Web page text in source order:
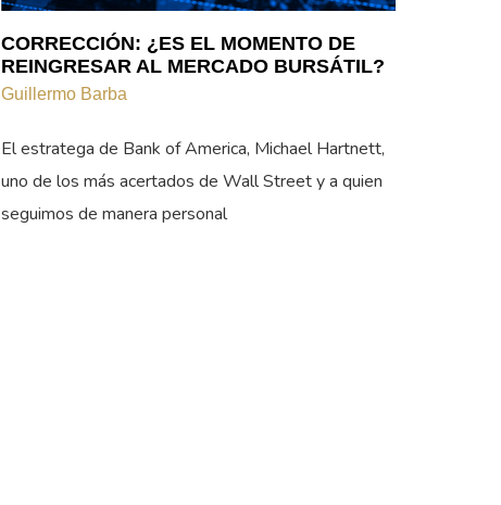
CORRECCIÓN: ¿ES EL MOMENTO DE
REINGRESAR AL MERCADO BURSÁTIL?
Guillermo Barba
El estratega de Bank of America, Michael Hartnett,
uno de los más acertados de Wall Street y a quien
seguimos de manera personal